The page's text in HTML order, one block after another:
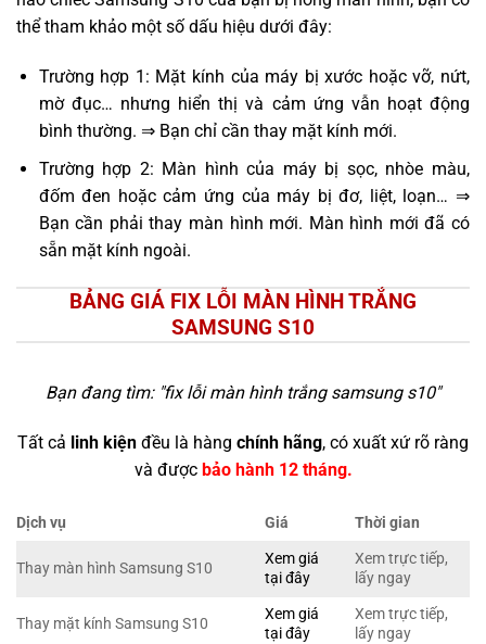
thể tham khảo một số dấu hiệu dưới đây:
Trường hợp 1: Mặt kính của máy bị xước hoặc vỡ, nứt,
mờ đục… nhưng hiển thị và cảm ứng vẫn hoạt động
bình thường. ⇒ Bạn chỉ cần thay mặt kính mới.
Trường hợp 2: Màn hình của máy bị sọc, nhòe màu,
đốm đen hoặc cảm ứng của máy bị đơ, liệt, loạn… ⇒
Bạn cần phải thay màn hình mới. Màn hình mới đã có
sẵn mặt kính ngoài.
BẢNG GIÁ FIX LỖI MÀN HÌNH TRẮNG
SAMSUNG S10
Bạn đang tìm: "fix lỗi màn hình trắng samsung s10"
Tất cả linh kiện đều là hàng chính hãng, có xuất xứ rõ ràng
và được bảo hành 12 tháng.
Dịch vụ Giá Thời gian
Thay màn hình Samsung S10
Xem giá
tại đây
Xem trực tiếp,
lấy ngay
Thay mặt kính Samsung S10
Xem giá
tại đây
Xem trực tiếp,
lấy ngay